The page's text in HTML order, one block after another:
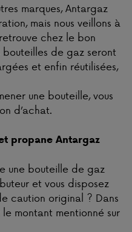
marques, Antargaz
mais nous veillons à
chez le bon
bouteilles de gaz seront
et enfin réutilisées,
une bouteille, vous
d’achat.
propane Antargaz
une bouteille de gaz
et vous disposez
caution original ? Dans
montant mentionné sur